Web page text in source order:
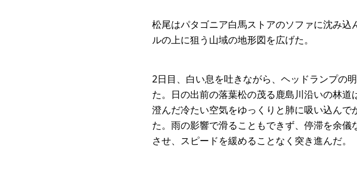
松尾はパタゴニア白馬ストアのソファに沈み
ルの上に狙う山域の地形図を広げた。
2日目、白い息を吐きながら、ヘッドランプの
た。日の出前の落葉松の茂る鹿島川沿いの林
澄んだ冷たい空気をゆっくりと肺に吸い込ん
た。雨の影響で滑ることもできず、停滞を余
させ、スピードを緩めることなく突き進んだ。